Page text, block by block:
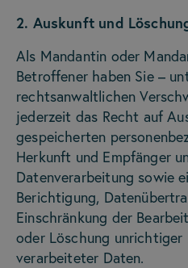
2. Auskunft und
Als Mandantin oder
Betroffener haben Sie –
rechtsanwaltlichen
jederzeit das Recht auf
gespeicherten
Herkunft und Empfänger
Datenverarbeitung sowie
Berichtigung,
Einschränkung der
oder Löschung unrichtiger
verarbeiteter Daten.